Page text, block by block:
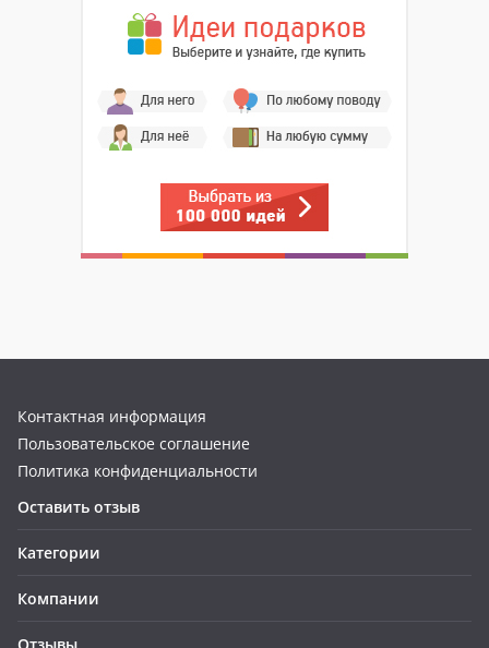
Контактная информация
Пользовательское соглашение
Политика конфиденциальности
Оставить отзыв
Категории
Компании